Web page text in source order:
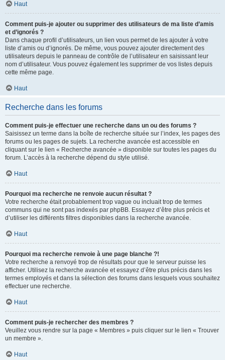
Haut
Comment puis-je ajouter ou supprimer des utilisateurs de ma liste d’amis
et d’ignorés ?
Dans chaque profil d’utilisateurs, un lien vous permet de les ajouter à votre
liste d’amis ou d’ignorés. De même, vous pouvez ajouter directement des
utilisateurs depuis le panneau de contrôle de l’utilisateur en saisissant leur
nom d’utilisateur. Vous pouvez également les supprimer de vos listes depuis
cette même page.
Haut
Recherche dans les forums
Comment puis-je effectuer une recherche dans un ou des forums ?
Saisissez un terme dans la boîte de recherche située sur l’index, les pages des
forums ou les pages de sujets. La recherche avancée est accessible en
cliquant sur le lien « Recherche avancée » disponible sur toutes les pages du
forum. L’accès à la recherche dépend du style utilisé.
Haut
Pourquoi ma recherche ne renvoie aucun résultat ?
Votre recherche était probablement trop vague ou incluait trop de termes
communs qui ne sont pas indexés par phpBB. Essayez d’être plus précis et
d’utiliser les différents filtres disponibles dans la recherche avancée.
Haut
Pourquoi ma recherche renvoie à une page blanche ?!
Votre recherche a renvoyé trop de résultats pour que le serveur puisse les
afficher. Utilisez la recherche avancée et essayez d’être plus précis dans les
termes employés et dans la sélection des forums dans lesquels vous souhaitez
effectuer une recherche.
Haut
Comment puis-je rechercher des membres ?
Veuillez vous rendre sur la page « Membres » puis cliquer sur le lien « Trouver
un membre ».
Haut